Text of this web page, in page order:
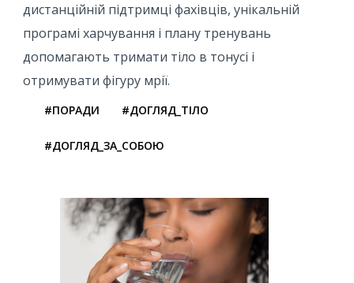
дистанційній підтримці фахівців, унікальній
програмі харчування і плану тренувань
допомагають тримати тіло в тонусі і
отримувати фігуру мрії.
#ПОРАДИ #ДОГЛЯД_ТІЛО
#ДОГЛЯД_ЗА_СОБОЮ